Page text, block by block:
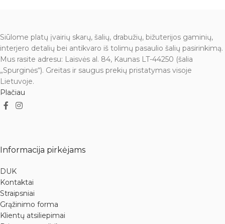
Siūlome platų įvairių skarų, šalių, drabužių, bižuterijos gaminių,
interjero detalių bei antikvaro iš tolimų pasaulio šalių pasirinkimą.
Mus rasite adresu: Laisvės al. 84, Kaunas LT-44250 (šalia
„Spurginės“). Greitas ir saugus prekių pristatymas visoje
Lietuvoje.
Plačiau
Informacija pirkėjams
DUK
Kontaktai
Straipsniai
Grąžinimo forma
Klientų atsiliepimai